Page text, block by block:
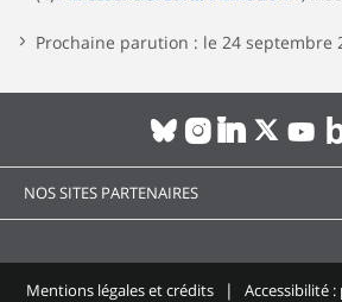
Prochaine parution : le 24 septembre
NOS SITES PARTENAIRES
Mentions légales et crédits Accessibilité